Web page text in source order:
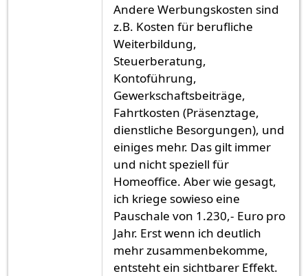
Andere Werbungskosten sind
z.B. Kosten für berufliche
Weiterbildung,
Steuerberatung,
Kontoführung,
Gewerkschaftsbeiträge,
Fahrtkosten (Präsenztage,
dienstliche Besorgungen), und
einiges mehr. Das gilt immer
und nicht speziell für
Homeoffice. Aber wie gesagt,
ich kriege sowieso eine
Pauschale von 1.230,- Euro pro
Jahr. Erst wenn ich deutlich
mehr zusammenbekomme,
entsteht ein sichtbarer Effekt.